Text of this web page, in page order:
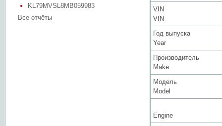
KL79MVSL8MB059983
Все отчёты
VIN
VIN
Год выпуска
Year
Производитель
Make
Модель
Model
Engine